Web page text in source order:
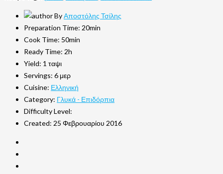
ByΑποστόλης Τσίλης
Preparation Time: 20min
Cook Time: 50min
Ready Time: 2h
Yield: 1 ταψι
Servings: 6 μερ
Cuisine: Ελληνική
Category: Γλυκά - Επιδόρπια
Difficulty Level:
Created: 25 Φεβρουαρίου 2016